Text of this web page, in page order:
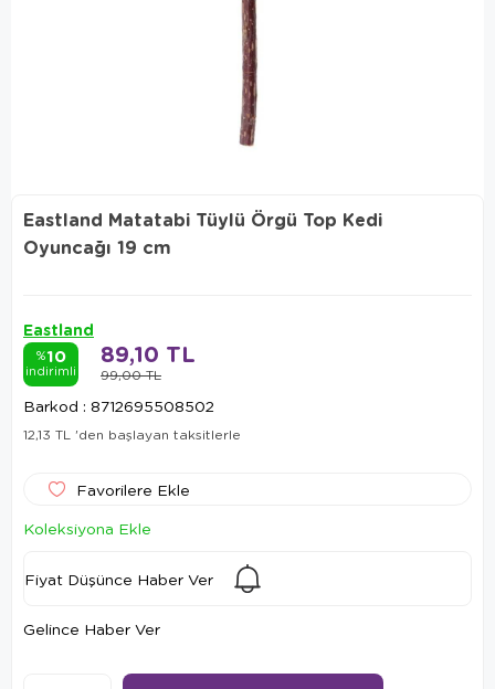
Eastland Matatabi Tüylü Örgü Top Kedi
Oyuncağı 19 cm
Eastland
%10
indirimli 99,00 TL
89,10 TL
Barkod : 8712695508502
12,13 TL 'den başlayan taksitlerle
Favorilere Ekle
Koleksiyona Ekle
Fiyat Düşünce Haber Ver
Gelince Haber Ver